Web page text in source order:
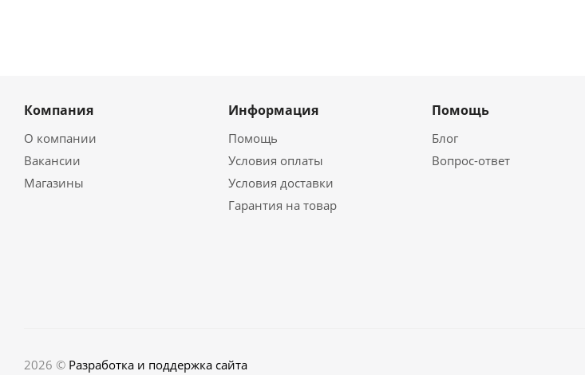
Компания
О компании
Вакансии
Магазины
Информация
Помощь
Условия оплаты
Условия доставки
Гарантия на товар
Помощь
Блог
Вопрос-ответ
2026 © Разработка и поддержка сайта